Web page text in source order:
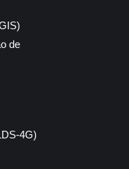
de
4G)